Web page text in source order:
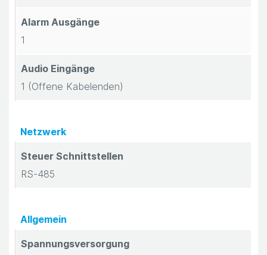
Alarm Ausgänge
1
Audio Eingänge
1 (Offene Kabelenden)
Netzwerk
Steuer Schnittstellen
RS-485
Allgemein
Spannungsversorgung